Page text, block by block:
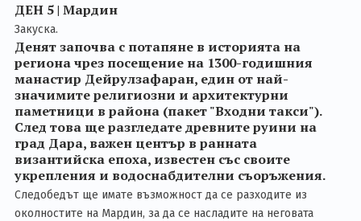
ДЕН 5 | Мардин
Закуска.
Денят започва с потапяне в историята на
региона чрез посещение на 1300-годишния
манастир Дейрулзафаран, един от най-
значимите религиозни и архитектурни
паметници в района (пакет "Входни такси").
След това ще разгледате древните руини на
град Дара, важен център в ранната
византийска епоха, известен със своите
укрепления и водоснабдителни съоръжения.
Следобедът ще имате възможност да се разходите из
околностите на Мардин, за да се насладите на неговата